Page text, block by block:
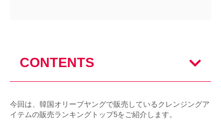
CONTENTS
今回は、韓国オリーブヤングで販売しているクレンジングア
イテムの販売ランキングトップ5をご紹介します。